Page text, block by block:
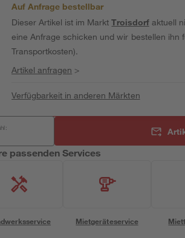
Auf Anfrage bestellbar
Dieser Artikel ist im MarktTroisdorfaktuell
eine Anfrage schicken und wir bestellen ihn
Transportkosten).
Artikel anfragen >
Verfügbarkeit in anderen Märkten
passenden Services
Mietgeräteservice